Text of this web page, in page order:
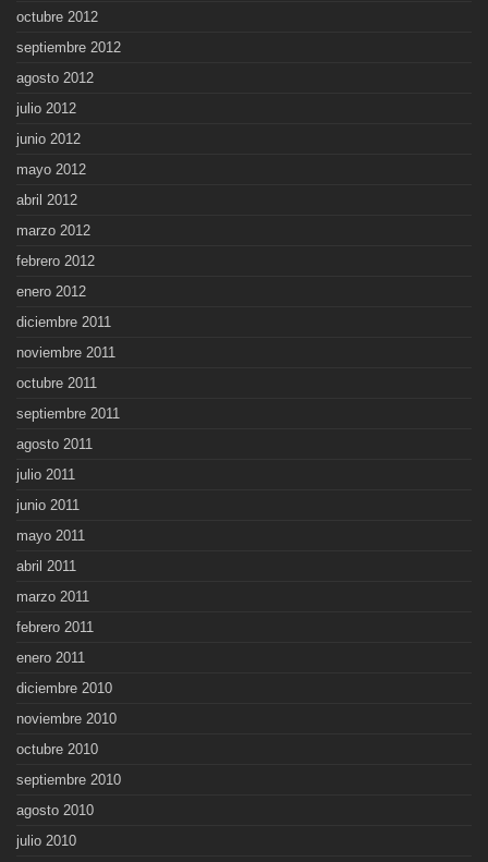
octubre 2012
septiembre 2012
agosto 2012
julio 2012
junio 2012
mayo 2012
abril 2012
marzo 2012
febrero 2012
enero 2012
diciembre 2011
noviembre 2011
octubre 2011
septiembre 2011
agosto 2011
julio 2011
junio 2011
mayo 2011
abril 2011
marzo 2011
febrero 2011
enero 2011
diciembre 2010
noviembre 2010
octubre 2010
septiembre 2010
agosto 2010
julio 2010